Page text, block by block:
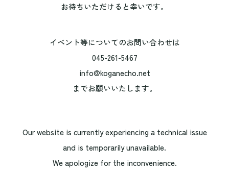
お待ちいただけると幸いです。
イベント等についてのお問い合わせは
045-261-5467
info@koganecho.net
までお願いいたします。
Our website is currently experiencing a technical issue
and is temporarily unavailable.
We apologize for the inconvenience.